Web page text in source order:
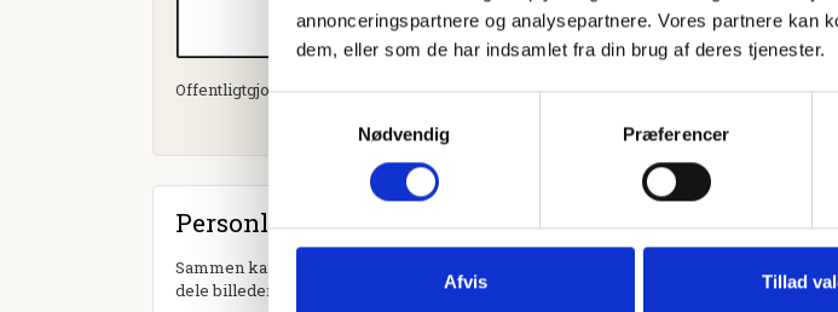
annonceringspartnere og analysepartnere. Vores partnere kan
dem, eller som de har indsamlet fra din brug af deres tjenester.
Nødvendig
Præferencer
Afvis Tillad
Offentligtgjort i Herning Folkeblad d. 17. april 2024
Personlig hilsen
Sammen kan vi mindes Villy Søndergaard. Du kan tænde et lys, skrive et mindeord,
dele billeder og video eller blot sende et hjerte eller en rose